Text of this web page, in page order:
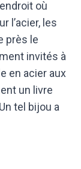
où
l’acier, les
près le
invités à
en acier aux
un livre
tel bijou a